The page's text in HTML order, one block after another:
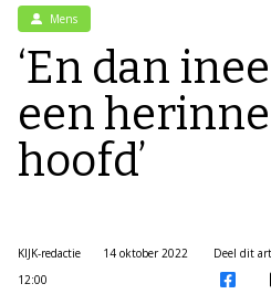
Mens
‘En dan
een
hoofd’
KIJK-redactie
14 oktober 2022
12:00
Deel dit